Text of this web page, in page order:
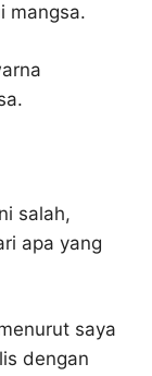
mangsa.
salah,
apa yang
saya
dengan